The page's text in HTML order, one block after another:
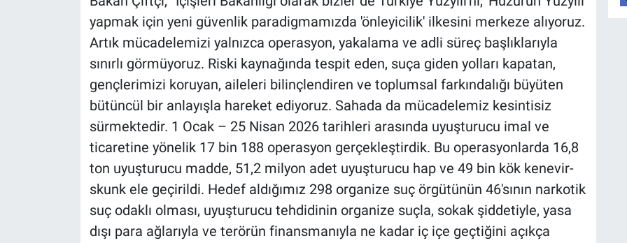
yapmak için yeni güvenlik paradigmamızda 'önleyicilik' ilkesini merkeze alıyoruz.
Artık mücadelemizi yalnızca operasyon, yakalama ve adli süreç başlıklarıyla
sınırlı görmüyoruz. Riski kaynağında tespit eden, suça giden yolları kapatan,
gençlerimizi koruyan, aileleri bilinçlendiren ve toplumsal farkındalığı büyüten
bütüncül bir anlayışla hareket ediyoruz. Sahada da mücadelemiz kesintisiz
sürmektedir. 1 Ocak – 25 Nisan 2026 tarihleri arasında uyuşturucu imal ve
ticaretine yönelik 17 bin 188 operasyon gerçekleştirdik. Bu operasyonlarda 16,8
ton uyuşturucu madde, 51,2 milyon adet uyuşturucu hap ve 49 bin kök kenevir-
skunk ele geçirildi. Hedef aldığımız 298 organize suç örgütünün 46'sının narkotik
suç odaklı olması, uyuşturucu tehdidinin organize suçla, sokak şiddetiyle, yasa
dışı para ağlarıyla ve terörün finansmanıyla ne kadar iç içe geçtiğini açıkça